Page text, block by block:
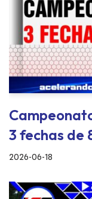
3 fechas de
2026-06-18